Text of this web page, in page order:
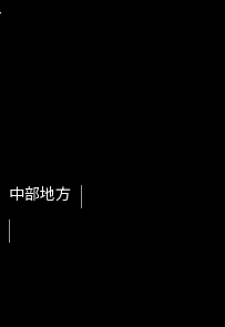
中部地方